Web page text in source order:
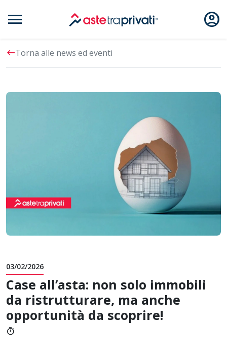
menu Aste account_circle
westTorna alle news ed eventi
03/02/2026
Case all’asta: non solo immobili
da ristrutturare, ma anche
opportunità da scoprire!
timer